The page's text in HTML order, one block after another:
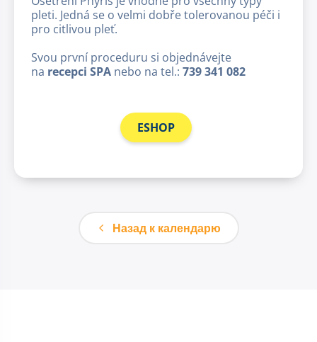
pleti. Jedná se o velmi dobře tolerovanou péči i
pro citlivou pleť.
Svou první proceduru si objednávejte
na recepci SPA nebo na tel.: 739 341 082
ESHOP
Назад к календарю